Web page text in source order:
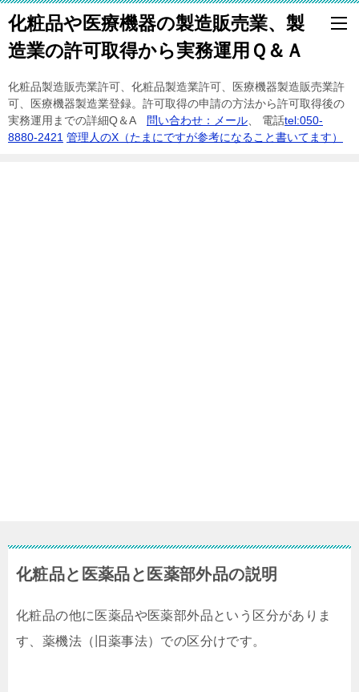
化粧品や医療機器の製造販売業、製
造業の許可取得から実務運用Ｑ＆Ａ
化粧品製造販売業許可、化粧品製造業許可、医療機器製造販売業許
可、医療機器製造業登録。許可取得の申請の方法から許可取得後の
実務運用までの詳細Q＆A
問い合わせ：メール 、 電話tel:050-
8880-2421 管理人のX（たまにですが参考になること書いてます）
化粧品と医薬品と医薬部外品の説明
化粧品の他に医薬品や医薬部外品という区分がありま
す、薬機法（旧薬事法）での区分けです。